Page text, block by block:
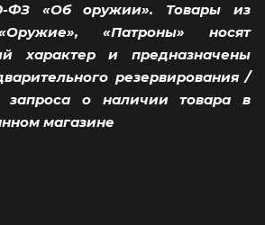
ФЗ «Об оружии». Товары из
«Патроны» носят
характер и предназначены
резервирования /
запроса о наличии товара в
магазине